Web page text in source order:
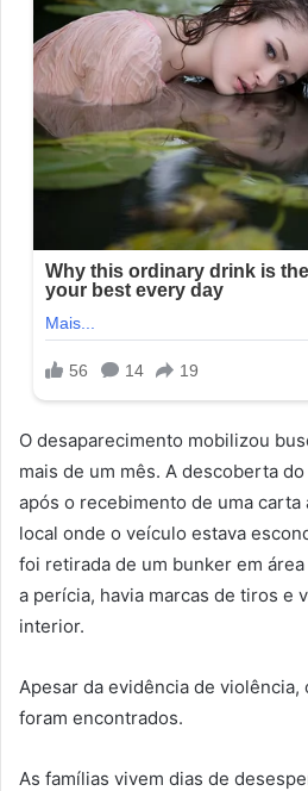
O desaparecimento mobilizou
mais de um mês. A descoberta
após o recebimento de uma carta
local onde o veículo estava
foi retirada de um bunker em
a perícia, havia marcas de tiros e
interior.
Apesar da evidência de violência,
foram encontrados.
As famílias vivem dias de